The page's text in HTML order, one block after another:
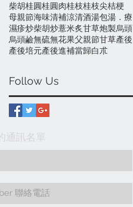
柴胡桂圓桂圓肉桂枝桂枝尖桔梗
母親節海味清補涼清酒湯包湯．療
濕疹炒柴胡炒薏米炙甘草炮製烏頭
烏頭鹼無硫無花果父親節甘草產後
產後培元產後進補當歸白朮
Follow Us
通訊名單